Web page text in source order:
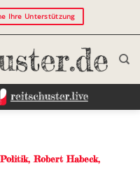
Ihre Unterstützung
Politik, Robert Habeck,